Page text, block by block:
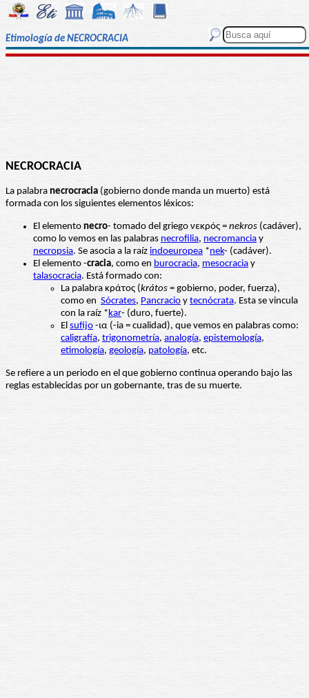
Etimología de NECROCRACIA
NECROCRACIA
La palabra necrocracia (gobierno donde manda un muerto) está
formada con los siguientes elementos léxicos:
El elemento necro- tomado del griego νεκρός = nekros (cadáver),
como lo vemos en las palabras necrofilia, necromancia y
necropsia. Se asocia a la raíz indoeuropea *nek- (cadáver).
El elemento -cracia, como en burocracia, mesocracia y
talasocracia. Está formado con:
La palabra κράτος (krátos = gobierno, poder, fuerza),
como en Sócrates, Pancracio y tecnócrata. Esta se vincula
con la raíz *kar- (duro, fuerte).
El sufijo -ια (-ia = cualidad), que vemos en palabras como:
caligrafía, trigonometría, analogía, epistemología,
etimología, geología, patología, etc.
Se refiere a un periodo en el que gobierno continua operando bajo las
reglas establecidas por un gobernante, tras de su muerte.